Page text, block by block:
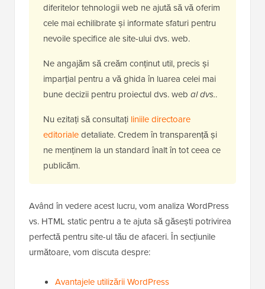
diferitelor tehnologii web ne ajută să vă oferim
cele mai echilibrate și informate sfaturi pentru
nevoile specifice ale site-ului dvs. web.
Ne angajăm să creăm conținut util, precis și
imparțial pentru a vă ghida în luarea celei mai
bune decizii pentru proiectul dvs. web al dvs..
Nu ezitați să consultați liniile directoare
editorialedetaliate. Credem în transparență și
ne menținem la un standard înalt în tot ceea ce
publicăm.
Având în vedere acest lucru, vom analiza WordPress
vs. HTML static pentru a te ajuta să găsești potrivirea
perfectă pentru site-ul tău de afaceri. În secțiunile
următoare, vom discuta despre:
Avantajele utilizării WordPress